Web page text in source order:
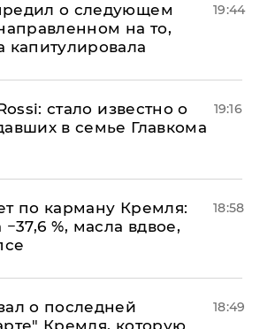
о следующем
на то,
капитулировала
19:44
стало известно о
в семье Главкома
19:16
по карману Кремля:
%, масла вдвое,
18:58
о последней
Кремля, которую
18:49